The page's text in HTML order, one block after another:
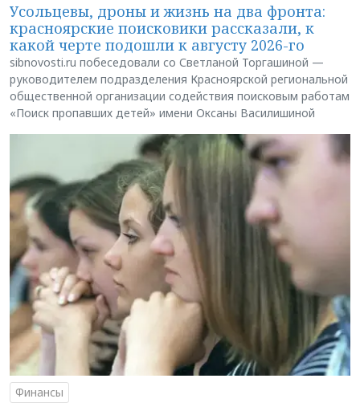
Усольцевы, дроны и жизнь на два фронта:
красноярские поисковики рассказали, к
какой черте подошли к августу 2026-го
sibnovosti.ru побеседовали со Светланой Торгашиной —
руководителем подразделения Красноярской региональной
общественной организации содействия поисковым работам
«Поиск пропавших детей» имени Оксаны Василишиной
Финансы